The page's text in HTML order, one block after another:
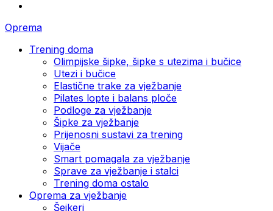
Oprema
Trening doma
Olimpijske šipke, šipke s utezima i bučice
Utezi i bučice
Elastične trake za vježbanje
Pilates lopte i balans ploče
Podloge za vježbanje
Šipke za vježbanje
Prijenosni sustavi za trening
Vijače
Smart pomagala za vježbanje
Sprave za vježbanje i stalci
Trening doma ostalo
Oprema za vježbanje
Šejkeri